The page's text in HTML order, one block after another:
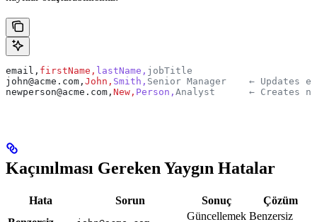
email, firstName, lastName, jobTitle
john@acme.com, John, Smith, Senior Manager    ← Updates
newperson@acme.com, New, Person, Analyst      ← Creates
Kaçınılması Gereken Yaygın Hatalar
Hata Sorun Sonuç
Çözüm
Güncellemek Benzersiz